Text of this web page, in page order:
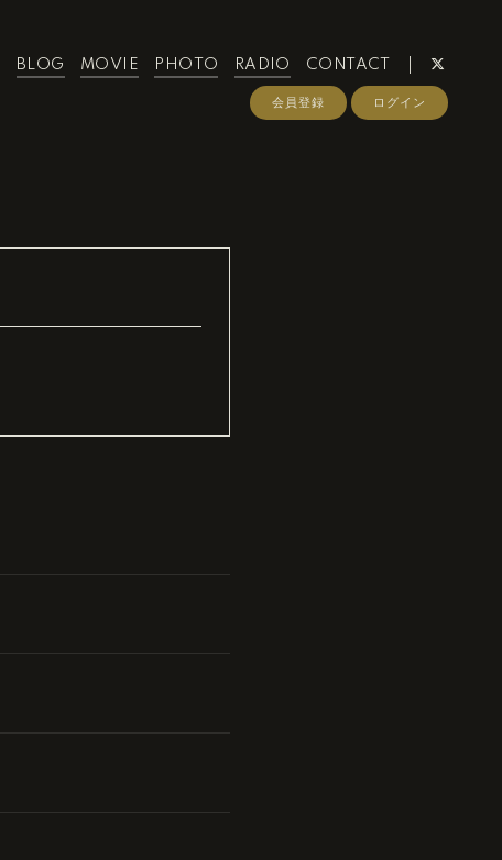
BLOG MOVIE PHOTO RADIO CONTACT
会員登録 ログイン